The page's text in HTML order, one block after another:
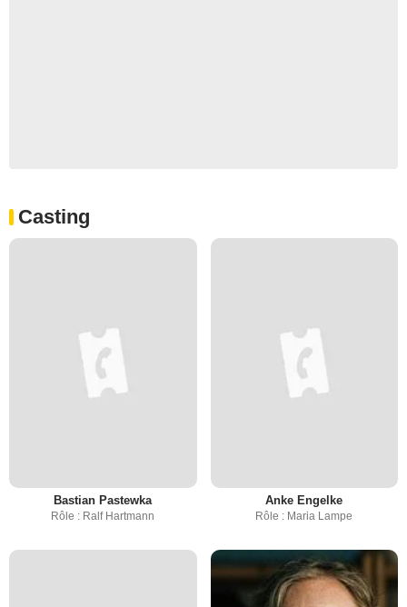
Casting
Bastian Pastewka
Rôle : Ralf Hartmann
Anke Engelke
Rôle : Maria Lampe